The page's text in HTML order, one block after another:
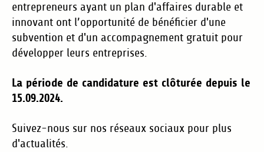
entrepreneurs ayant un plan d'affaires durable et
innovant ont l’opportunité de bénéficier d'une
subvention et d'un accompagnement gratuit pour
développer leurs entreprises.
La période de candidature est clôturée depuis le
15.09.2024.
Suivez-nous sur nos réseaux sociaux pour plus
d'actualités.